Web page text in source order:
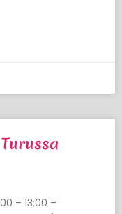
– 13:00 –